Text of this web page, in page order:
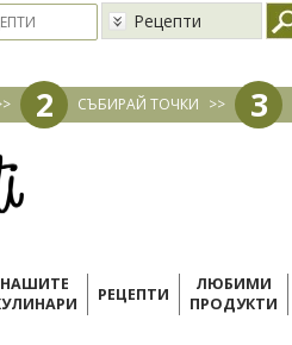
Рецепти
2 СЪБИРАЙ ТОЧКИ >> 3
НАШИТЕ
РЕЦЕПТИ
ЛЮБИМИ
ПРОДУКТИ